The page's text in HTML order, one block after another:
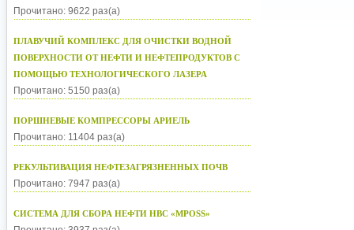
Прочитано: 9622 раз(а)
ПЛАВУЧИЙ КОМПЛЕКС ДЛЯ ОЧИСТКИ ВОДНОЙ
ПОВЕРХНОСТИ ОТ НЕФТИ И НЕФТЕПРОДУКТОВ С
ПОМОЩЬЮ ТЕХНОЛОГИЧЕСКОГО ЛАЗЕРА
Прочитано: 5150 раз(а)
ПОРШНЕВЫЕ КОМПРЕССОРЫ АРИЕЛЬ
Прочитано: 11404 раз(а)
РЕКУЛЬТИВАЦИЯ НЕФТЕЗАГРЯЗНЕННЫХ ПОЧВ
Прочитано: 7947 раз(а)
СИСТЕМА ДЛЯ СБОРА НЕФТИ НВС «MPOSS»